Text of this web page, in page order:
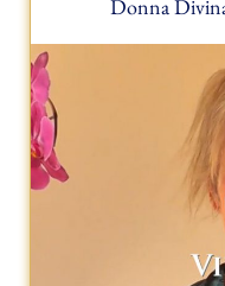
Donna